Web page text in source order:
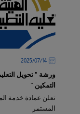
14‏/07‏/2025
ورشة " تحويل
التمكين "
تعلن عمادة خدمة
المستمر